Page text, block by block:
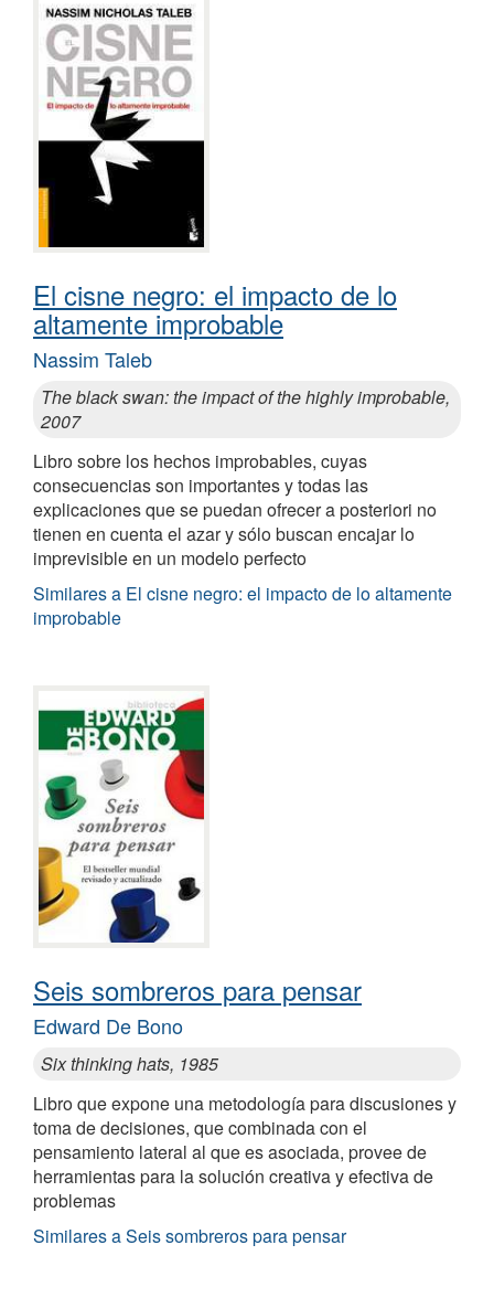
El cisne negro: el impacto de lo
altamente improbable
Nassim Taleb
The black swan: the impact of the highly improbable,
2007
Libro sobre los hechos improbables, cuyas
consecuencias son importantes y todas las
explicaciones que se puedan ofrecer a posteriori no
tienen en cuenta el azar y sólo buscan encajar lo
imprevisible en un modelo perfecto
Similares a El cisne negro: el impacto de lo altamente
improbable
Seis sombreros para pensar
Edward De Bono
Six thinking hats, 1985
Libro que expone una metodología para discusiones y
toma de decisiones, que combinada con el
pensamiento lateral al que es asociada, provee de
herramientas para la solución creativa y efectiva de
problemas
Similares a Seis sombreros para pensar